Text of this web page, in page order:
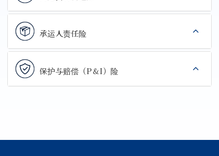
承运人责任险
保护与赔偿（P＆I）险